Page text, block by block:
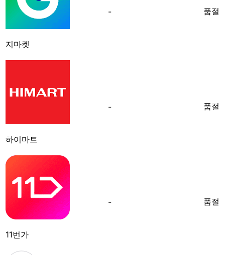
지마켓
- 품절
하이마트
- 품절
11번가
- 품절